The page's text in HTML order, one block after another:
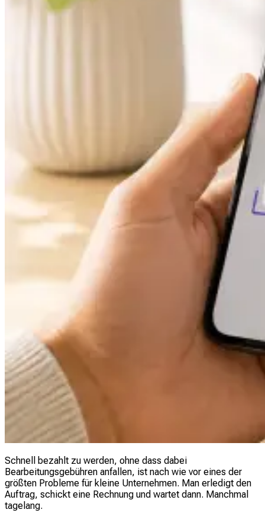
Schnell bezahlt zu werden, ohne dass dabei
Bearbeitungsgebühren anfallen, ist nach wie vor eines der
größten Probleme für kleine Unternehmen. Man erledigt den
Auftrag, schickt eine Rechnung und wartet dann. Manchmal
tagelang.